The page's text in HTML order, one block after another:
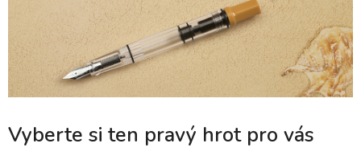
Vyberte si ten pravý hrot pro vás